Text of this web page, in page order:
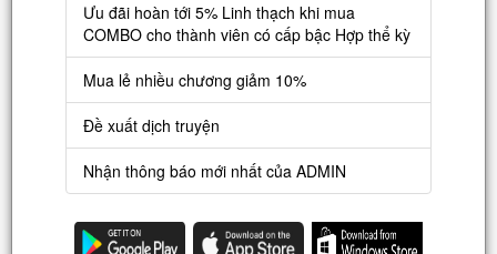
Truyện Dịch Miễn Phí
Thao tác
Đăng ký tài khoản
Danh sách combo
Ưu đãi hoàn tới 5% Linh thạch khi mua
COMBO cho thành viên có cấp bậc Hợp thể kỳ
Mua lẻ nhiều chương giảm 10%
Đề xuất dịch truyện
Nhận thông báo mới nhất của ADMIN